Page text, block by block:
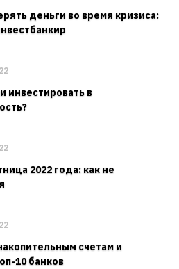
деньги во время кризиса:
инвестировать в
2022 года: как не
счетам и
10 банков